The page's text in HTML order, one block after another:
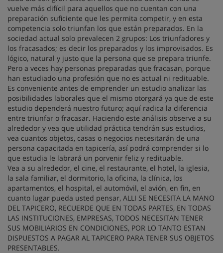
vuelve más difícil para aquellos que no cuentan con una
preparación suficiente que les permita competir, y en esta
competencia solo triunfan los que están preparados. En la
sociedad actual solo prevalecen 2 grupos: Los triunfadores y
los fracasados; es decir los preparados y los improvisados. Es
lógico, natural y justo que la persona que se prepara triunfe.
Pero a veces hay personas preparadas que fracasan, porque
han estudiado una profesión que no es actual ni redituable.
Es conveniente antes de emprender un estudio analizar las
posibilidades laborales que el mismo otorgará ya que de este
estudio dependerá nuestro futuro; aquí radica la diferencia
entre triunfar o fracasar. Haciendo este análisis observe a su
alrededor y vea que utilidad práctica tendrán sus estudios,
vea cuantos objetos, casas o negocios necesitarán de una
persona capacitada en tapicería, así podrá comprender si lo
que estudia le labrará un porvenir feliz y redituable.
Vea a su alrededor, el cine, el restaurante, el hotel, la iglesia,
la sala familiar, el dormitorio, la oficina, la clínica, los
apartamentos, el hospital, el automóvil, el avión, en fin, en
cuanto lugar pueda usted pensar, ALLI SE NECESITA LA MANO
DEL TAPICERO, RECUERDE QUE EN TODAS PARTES, EN TODAS
LAS INSTITUCIONES, EMPRESAS, TODOS NECESITAN TENER
SUS MOBILIARIOS EN CONDICIONES, POR LO TANTO ESTAN
DISPUESTOS A PAGAR AL TAPICERO PARA TENER SUS OBJETOS
PRESENTABLES.